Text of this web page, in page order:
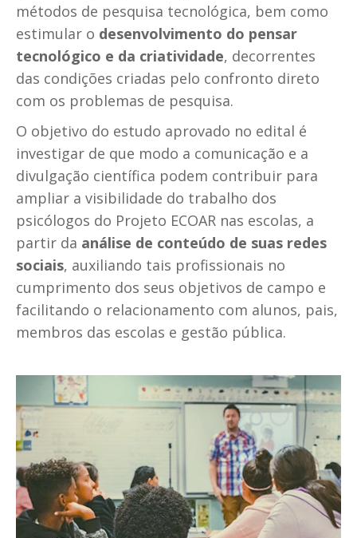
métodos de pesquisa tecnológica, bem como
estimular o desenvolvimento do pensar
tecnológico e da criatividade, decorrentes
das condições criadas pelo confronto direto
com os problemas de pesquisa.
O objetivo do estudo aprovado no edital é
investigar de que modo a comunicação e a
divulgação científica podem contribuir para
ampliar a visibilidade do trabalho dos
psicólogos do Projeto ECOAR nas escolas, a
partir da análise de conteúdo de suas redes
sociais, auxiliando tais profissionais no
cumprimento dos seus objetivos de campo e
facilitando o relacionamento com alunos, pais,
membros das escolas e gestão pública.